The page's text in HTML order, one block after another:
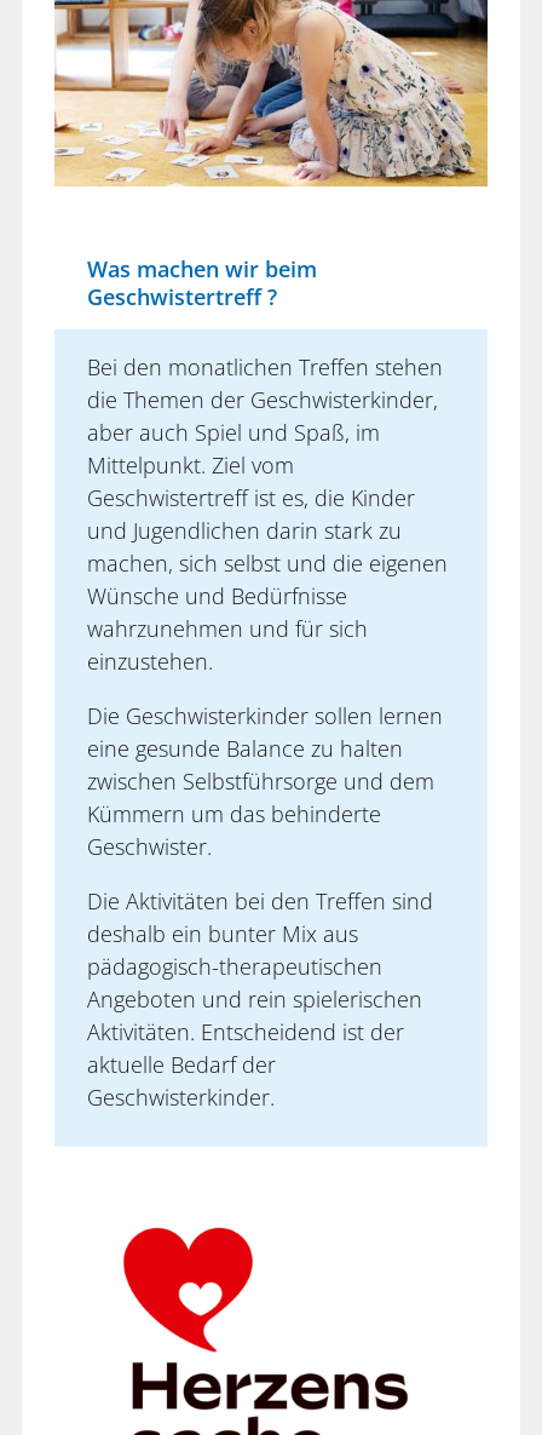
Was machen wir beim
Geschwistertreff ?
Bei den monatlichen Treffen stehen
die Themen der Geschwisterkinder,
aber auch Spiel und Spaß, im
Mittelpunkt. Ziel vom
Geschwistertreff ist es, die Kinder
und Jugendlichen darin stark zu
machen, sich selbst und die eigenen
Wünsche und Bedürfnisse
wahrzunehmen und für sich
einzustehen.
Die Geschwisterkinder sollen lernen
eine gesunde Balance zu halten
zwischen Selbstführsorge und dem
Kümmern um das behinderte
Geschwister.
Die Aktivitäten bei den Treffen sind
deshalb ein bunter Mix aus
pädagogisch-therapeutischen
Angeboten und rein spielerischen
Aktivitäten. Entscheidend ist der
aktuelle Bedarf der
Geschwisterkinder.